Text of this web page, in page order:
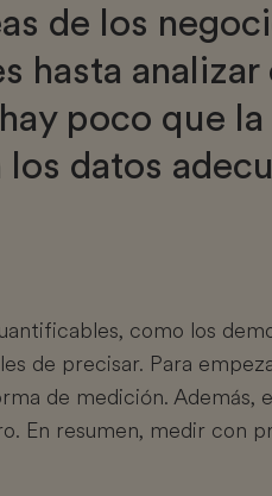
de los
hasta analizar
poco que la
datos
como los
de precisar. Para
de medición. Además,
En resumen, medir con